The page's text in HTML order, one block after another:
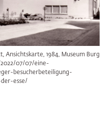
Ansichtskarte, 1984, Museum Burg
07/07/eine-
besucherbeteiligung-
esse/